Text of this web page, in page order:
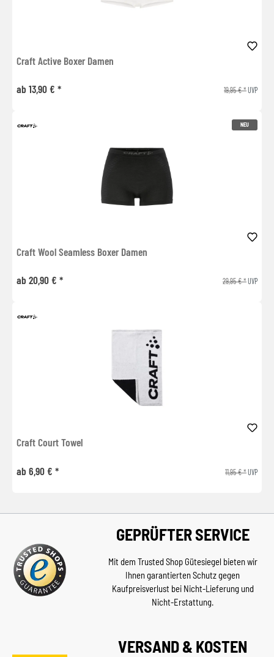
Craft Active Boxer Damen
ab 13,90 € * 19,95 € *UVP
NEU
Craft Wool Seamless Boxer Damen
ab 20,90 € * 29,95 € *UVP
Craft Court Towel
ab 6,90 € * 11,95 € *UVP
GEPRÜFTER SERVICE
Mit dem Trusted Shop Gütesiegel bieten wir
Ihnen garantierten Schutz gegen
Kaufpreisverlust bei Nicht-Lieferung und
Nicht-Erstattung.
VERSAND & KOSTEN